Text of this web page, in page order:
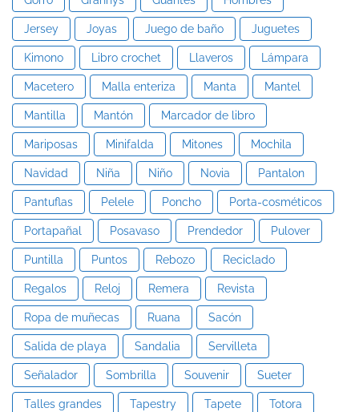
Jersey Joyas Juego de baño Juguetes
Kimono Libro crochet Llaveros Lámpara
Macetero Malla enteriza Manta Mantel
Mantilla Mantón Marcador de libro
Mariposas Minifalda Mitones Mochila
Navidad Niña Niño Novia Pantalon
Pantuflas Pelele Poncho Porta-cosméticos
Portapañal Posavaso Prendedor Pulover
Puntilla Puntos Rebozo Reciclado
Regalos Reloj Remera Revista
Ropa de muñecas Ruana Sacón
Salida de playa Sandalia Servilleta
Señalador Sombrilla Souvenir Sueter
Talles grandes Tapestry Tapete Totora